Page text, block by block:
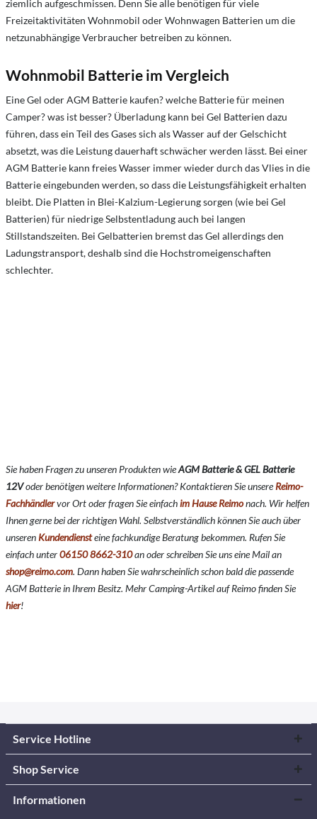
ziemlich aufgeschmissen. Denn Sie alle benötigen für viele
Freizeitaktivitäten Wohnmobil oder Wohnwagen Batterien um die
netzunabhängige Verbraucher betreiben zu können.
Wohnmobil Batterie im Vergleich
Eine Gel oder AGM Batterie kaufen? welche Batterie für meinen
Camper? was ist besser? Überladung kann bei Gel Batterien dazu
führen, dass ein Teil des Gases sich als Was­ser auf der Gelschicht
absetzt, was die Leistung dauerhaft schwächer werden lässt. Bei einer
AGM Batterie kann freies Wasser immer wieder durch das Vlies in die
Batterie eingebunden werden, so dass die Leistungsfähigkeit erhalten
bleibt. Die Platten in Blei-Kalzium-Legierung sorgen (wie bei Gel
Batterien) für niedrige Selbstentladung auch bei langen
Stillstandszeiten. Bei Gelbatterien bremst das Gel allerdings den
Ladungstransport, deshalb sind die Hochstromeigenschaften
schlechter.
Sie haben Fragen zu unseren Produkten wieAGM Batterie & GEL Batterie
12Voder benötigen weitere Informationen? Kontaktieren Sie unsereReimo-
Fachhändlervor Ort oder fragen Sie einfachim Hause Reimonach. Wir helfen
Ihnen gerne bei der richtigen Wahl. Selbstverständlich können Sie auch über
unseren Kundendiensteine fachkundige Beratung bekommen. Rufen Sie
einfach unter06150 8662-310an oder schreiben Sie uns eine Mail an
shop@reimo.com. Dann haben Sie wahrscheinlich schon bald die passende
AGM Batterie in Ihrem Besitz. Mehr Camping-Artikel auf Reimo finden Sie
hier!
Service Hotline
Shop Service
Informationen